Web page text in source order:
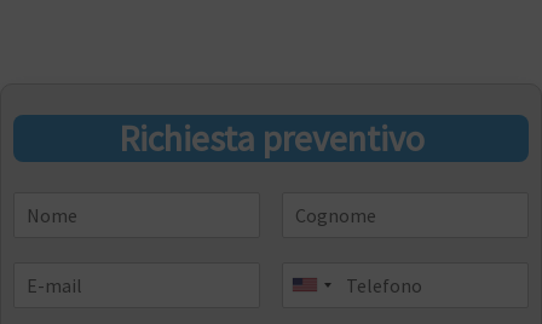
Richiesta preventivo